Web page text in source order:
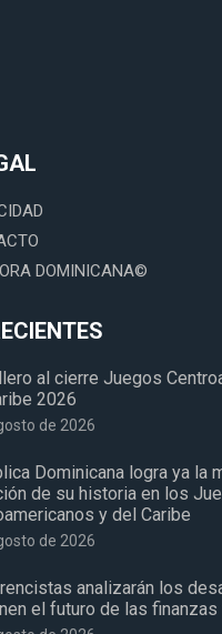
DOMINICANA©
al cierre Juegos
2026
de 2026
Dominicana logra ya la
de su historia en los
y del Caribe
de 2026
analizarán los
el futuro de las finanzas